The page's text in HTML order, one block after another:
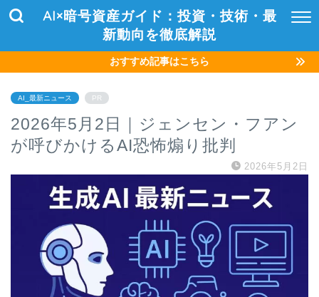
AI×暗号資産ガイド：投資・技術・最
新動向を徹底解説
おすすめ記事はこちら
AI_最新ニュース PR
2026年5月2日｜ジェンセン・フアン
が呼びかけるAI恐怖煽り批判
2026年5月2日